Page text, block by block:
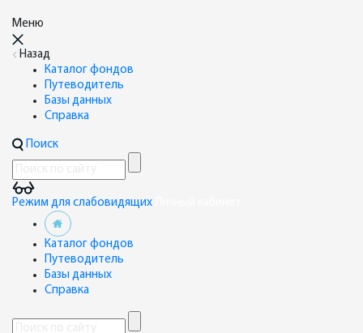
Меню
Назад
Каталог фондов
Путеводитель
Базы данных
Справка
Поиск
Режим для слабовидящих
Каталог фондов
Путеводитель
Базы данных
Справка